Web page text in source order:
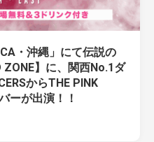
・沖縄」にて伝説の
ZONE】に、関西No.1ダ
からTHE PINK
ーが出演！！